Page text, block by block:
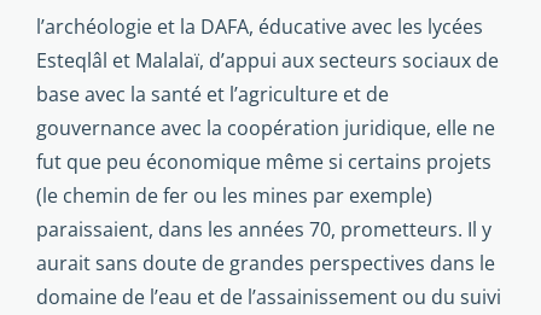
l’archéologie et la DAFA, éducative avec les lycées
Esteqlâl et Malalaï, d’appui aux secteurs sociaux de
base avec la santé et l’agriculture et de
gouvernance avec la coopération juridique, elle ne
fut que peu économique même si certains projets
(le chemin de fer ou les mines par exemple)
paraissaient, dans les années 70, prometteurs. Il y
aurait sans doute de grandes perspectives dans le
domaine de l’eau et de l’assainissement ou du suivi